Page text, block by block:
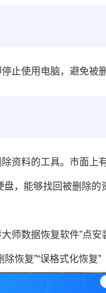
止使用电脑，避免被
资料的工具。市面
，能够找回被删除的
师数据恢复软件”点安
恢复”“误格式化恢复”